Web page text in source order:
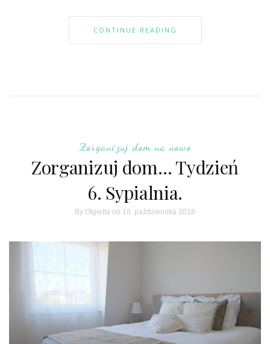
CONTINUE READING
Zorganizuj dom na nowo
Zorganizuj dom… Tydzień
6. Sypialnia.
By Olgietta on 18. października 2018